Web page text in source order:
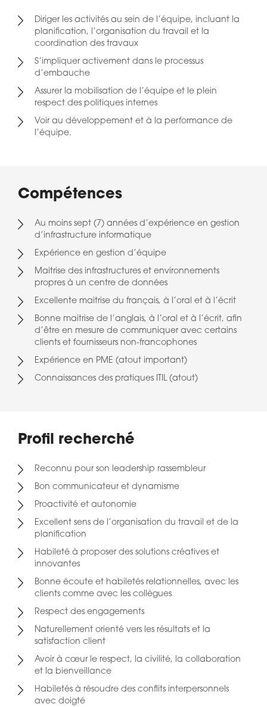
Diriger les activités au sein de l’équipe, incluant la
planification, l’organisation du travail et la
coordination des travaux
S’impliquer activement dans le processus
d’embauche
Assurer la mobilisation de l’équipe et le plein
respect des politiques internes
Voir au développement et à la performance de
l’équipe.
Compétences
Au moins sept (7) années d’expérience en gestion
d’infrastructure informatique
Expérience en gestion d’équipe
Maitrise des infrastructures et environnements
propres à un centre de données
Excellente maitrise du français, à l’oral et à l’écrit
Bonne maitrise de l’anglais, à l’oral et à l’écrit, afin
d’être en mesure de communiquer avec certains
clients et fournisseurs non-francophones
Expérience en PME (atout important)
Connaissances des pratiques ITIL (atout)
Profil recherché
Reconnu pour son leadership rassembleur
Bon communicateur et dynamisme
Proactivité et autonomie
Excellent sens de l’organisation du travail et de la
planification
Habileté à proposer des solutions créatives et
innovantes
Bonne écoute et habiletés relationnelles, avec les
clients comme avec les collègues
Respect des engagements
Naturellement orienté vers les résultats et la
satisfaction client
Avoir à cœur le respect, la civilité, la collaboration
et la bienveillance
Habiletés à résoudre des conflits interpersonnels
avec doigté